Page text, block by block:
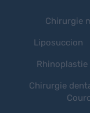
Chirurgie
Liposuccion
Rhinoplastie
Chirurgie